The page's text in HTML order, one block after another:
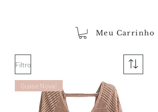
Meu Carrinho
Filtro
Quase Nova!